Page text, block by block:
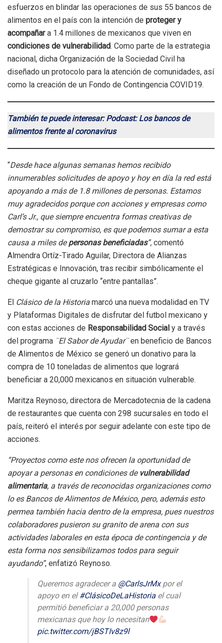
esfuerzos en blindar las operaciones de sus 55 bancos de
alimentos en el país con la intención de proteger y
acompañara 1.4 millones de mexicanos que viven en
condiciones de vulnerabilidad. Como parte de la estrategia
nacional, dicha Organización de la Sociedad Civil ha
diseñado un protocolo para la atención de comunidades, así
como la creación de un Fondo de Contingencia COVID19.
También te puede interesar: Podcast: Los bancos de
alimentos frente al coronavirus
“Desde hace algunas semanas hemos recibido
innumerables solicitudes de apoyo y hoy en día la red está
apoyando a más de 1.8 millones de personas. Estamos
muy agradecidos porque con acciones y empresas como
Carl’s Jr., que siempre encuentra formas creativas de
demostrar su compromiso, es que podemos sumar a esta
causa a miles depersonas beneficiadas”, comentó
Almendra Ortíz-Tirado Aguilar, Directora de Alianzas
Estratégicas e Innovación, tras recibir simbólicamente el
cheque gigante al cruzarlo “entre pantallas”.
El Clásico de la Historia marcó una nueva modalidad en TV
y Plataformas Digitales de disfrutar del futbol mexicano y
con estas acciones de Responsabilidad Social y a través
del programa ¨El Sabor de Ayudar¨en beneficio de Bancos
de Alimentos de México se generó un donativo para la
compra de 10 toneladas de alimentos que logrará
beneficiar a 20,000 mexicanos en situación vulnerable.
Maritza Reynoso, directora de Mercadotecnia de la cadena
de restaurantes que cuenta con 298 sucursales en todo el
país, reiteró el interés por seguir adelante con este tipo de
acciones.
“Proyectos como este nos ofrecen la oportunidad de
apoyar a personas en condiciones de vulnerabilidad
alimentaria, a través de reconocidas organizaciones como
lo es Bancos de Alimentos de México, pero, además esto
permea también hacia dentro de la empresa, pues nuestros
colaboradores pusieron su granito de arena con sus
actividades laborales en esta época de contingencia y de
esta forma nos sensibilizamos todos para seguir
ayudando”, enfatizó Reynoso.
Queremos agradecer a @CarlsJrMxpor el
apoyo en el#ClásicoDeLaHistoria el cual
permitió beneficiar a 20,000 personas
mexicanas que hoy lo necesitan
pic.twitter.com/jBSTIv8z9l